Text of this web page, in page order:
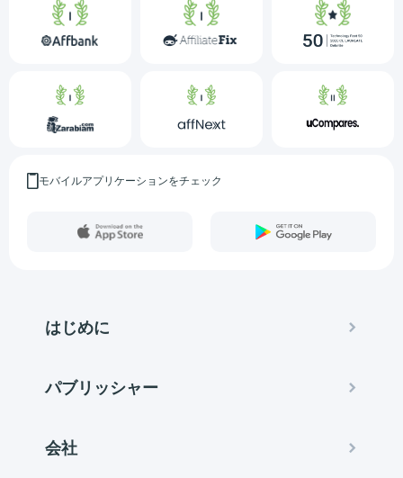
モバイルアプリケーションをチェック
はじめに
パブリッシャー
会社